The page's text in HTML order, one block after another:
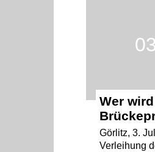
Wer
Görlitz, 3.
Verleihung